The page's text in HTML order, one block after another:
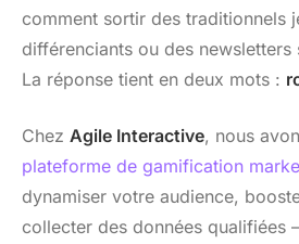
comment sortir des traditionnels
différenciants ou des newsletters
La réponse tient en deux mots :
Chez Agile Interactive, nous
plateforme de gamification
dynamiser votre audience,
collecter des données qualifiées